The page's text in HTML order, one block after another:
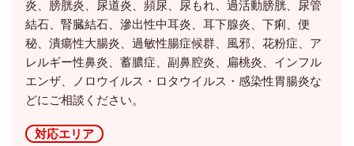
炎、膀胱炎、尿道炎、頻尿、尿もれ、過活動膀胱、尿管
結石、腎臓結石、滲出性中耳炎、耳下腺炎、下痢、便
秘、潰瘍性大腸炎、過敏性腸症候群、風邪、花粉症、ア
レルギー性鼻炎、蓄膿症、副鼻腔炎、扁桃炎、インフル
エンザ、ノロウイルス・ロタウイルス・感染性胃腸炎な
どにご相談ください。
対応エリア